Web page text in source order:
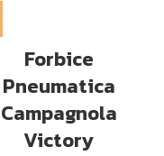
Forbice
Pneumatica
Campagnola
Victory